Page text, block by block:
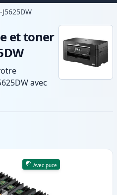
J5625DW
et toner
avec
compatibles
qualité
livraison
.
Avec puce